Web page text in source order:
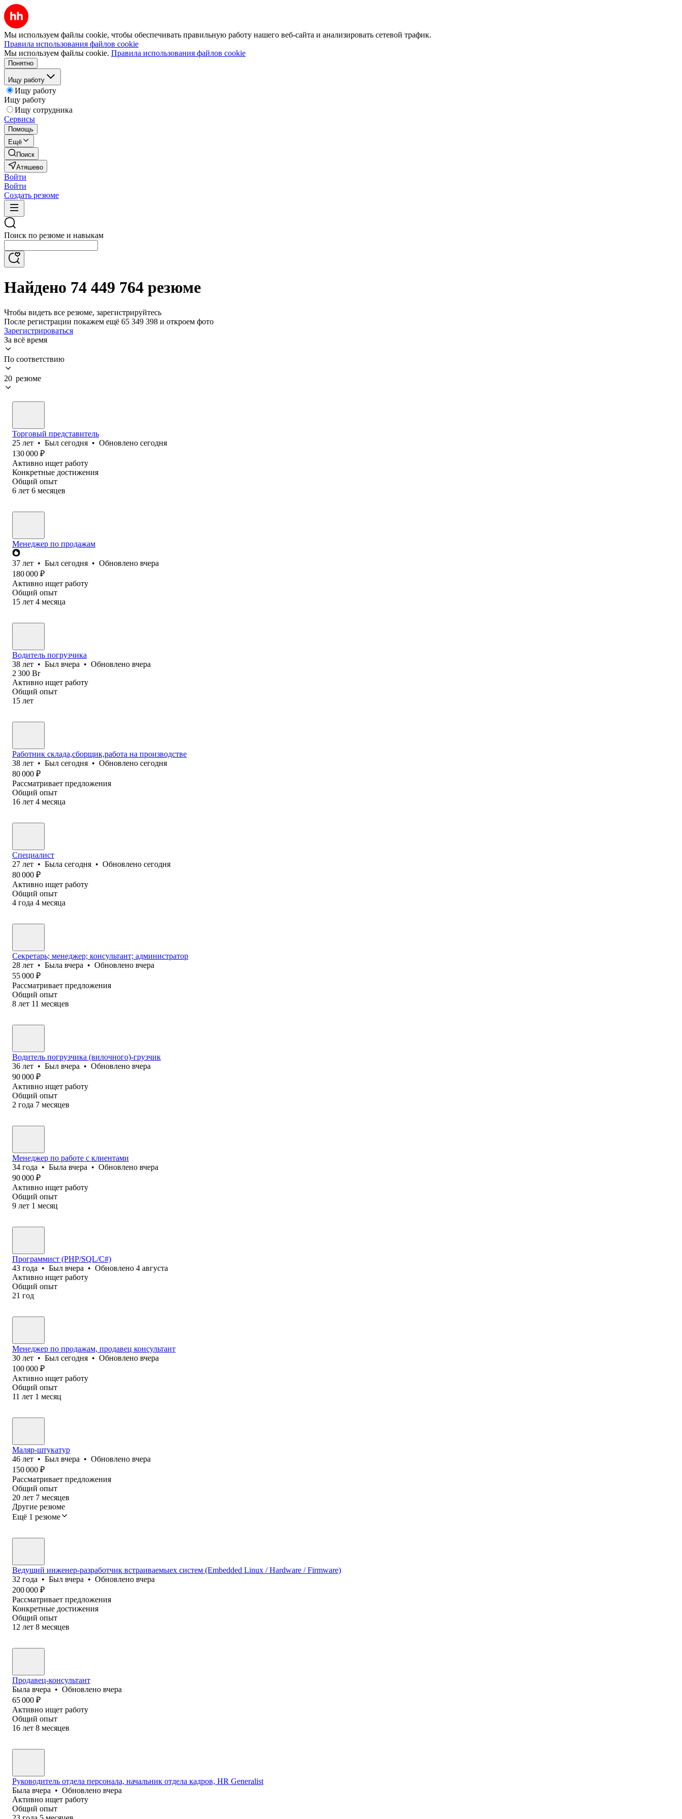
Мы используем файлы cookie, чтобы обеспечивать правильную работу нашего веб-сайта и анализировать сетевой трафик.
Правила использования файлов cookie
Мы используем файлы cookie. Правила использования файлов cookie
Понятно
Ищу работу
Ищу работу
Ищу работу
Ищу сотрудника
Сервисы
Помощь
Ещё
Поиск
Атяшево
Войти
Войти
Создать резюме
Поиск по резюме и навыкам
Найдено 74 449 764 резюме
Чтобы видеть все резюме, зарегистрируйтесь
После регистрации покажем ещё 65 349 398 и откроем фото
Зарегистрироваться
За всё время
По соответствию
20 резюме
Торговый представитель
25 лет • Был сегодня • Обновлено сегодня
130 000 ₽
Активно ищет работу
Конкретные достижения
Общий опыт
6 лет 6 месяцев
Менеджер по продажам
37 лет • Был сегодня • Обновлено вчера
180 000 ₽
Активно ищет работу
Общий опыт
15 лет 4 месяца
Водитель погрузчика
38 лет • Был вчера • Обновлено вчера
2 300 Br
Активно ищет работу
Общий опыт
15 лет
Работник склада,сборщик,работа на производстве
38 лет • Был сегодня • Обновлено сегодня
80 000 ₽
Рассматривает предложения
Общий опыт
16 лет 4 месяца
Специалист
27 лет • Была сегодня • Обновлено сегодня
80 000 ₽
Активно ищет работу
Общий опыт
4 года 4 месяца
Секретарь; менеджер; консультант; администратор
28 лет • Была вчера • Обновлено вчера
55 000 ₽
Рассматривает предложения
Общий опыт
8 лет 11 месяцев
Водитель погрузчика (вилочного)-грузчик
36 лет • Был вчера • Обновлено вчера
90 000 ₽
Активно ищет работу
Общий опыт
2 года 7 месяцев
Менеджер по работе с клиентами
34 года • Была вчера • Обновлено вчера
90 000 ₽
Активно ищет работу
Общий опыт
9 лет 1 месяц
Программист (PHP/SQL/C#)
43 года • Был вчера • Обновлено 4 августа
Активно ищет работу
Общий опыт
21 год
Менеджер по продажам, продавец консультант
30 лет • Был сегодня • Обновлено вчера
100 000 ₽
Активно ищет работу
Общий опыт
11 лет 1 месяц
Маляр-штукатур
46 лет • Был вчера • Обновлено вчера
150 000 ₽
Рассматривает предложения
Общий опыт
20 лет 7 месяцев
Другие резюме
Ещё 1 резюме
Ведущий инженер-разработчик встраиваемыех систем (Embedded Linux / Hardware / Firmware)
32 года • Был вчера • Обновлено вчера
200 000 ₽
Рассматривает предложения
Конкретные достижения
Общий опыт
12 лет 8 месяцев
Продавец-консультант
Была вчера • Обновлено вчера
65 000 ₽
Активно ищет работу
Общий опыт
16 лет 8 месяцев
Руководитель отдела персонала, начальник отдела кадров, HR Generalist
Была вчера • Обновлено вчера
Активно ищет работу
Общий опыт